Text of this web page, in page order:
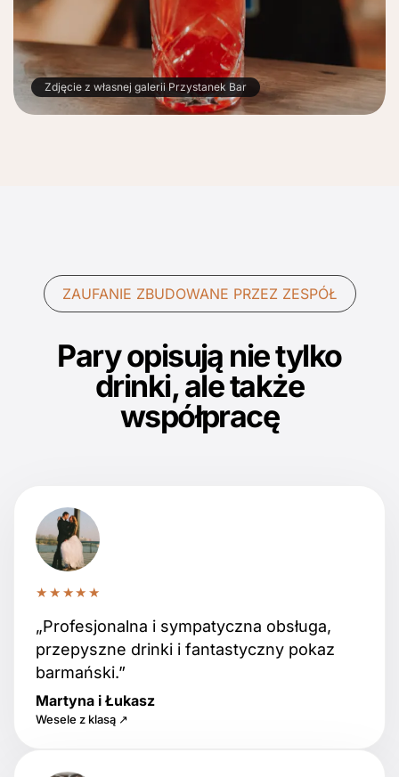
Zdjęcie z własnej galerii Przystanek Bar
ZAUFANIE ZBUDOWANE PRZEZ ZESPÓŁ
Pary opisują nie tylko
drinki, ale także
współpracę
★★★★★
„Profesjonalna i sympatyczna obsługa,
przepyszne drinki i fantastyczny pokaz
barmański.”
Martyna i Łukasz
Wesele z klasą ↗